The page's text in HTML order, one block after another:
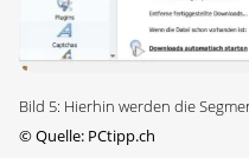
Bild 5: Hierhin werden die
©Quelle: PCtipp.ch